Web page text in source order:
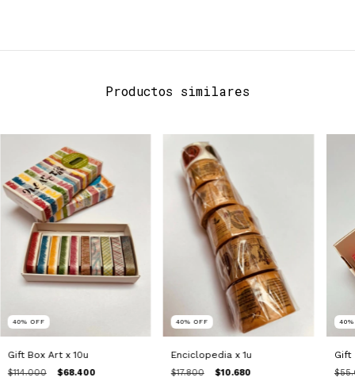
Productos similares
40%OFF
Gift Box Art x 10u
$114.000 $68.400
40%OFF
Enciclopedia x 1u
$17.800 $10.680
40
Gift